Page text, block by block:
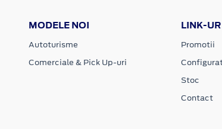
MODELE NOI
Autoturisme
Comerciale & Pick Up-uri
LINK-
Promotii
Stoc
Contact